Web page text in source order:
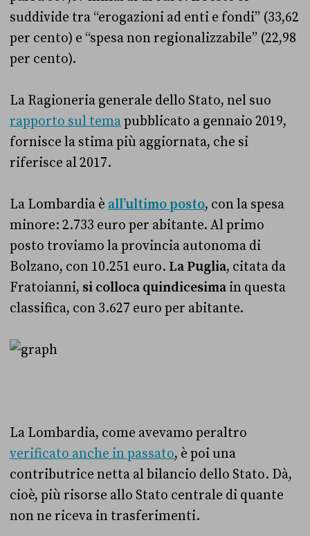
suddivide tra “erogazioni ad enti e fondi” (33,62
per cento) e “spesa non regionalizzabile” (22,98
per cento).
La Ragioneria generale dello Stato, nel suo
rapporto sul temapubblicato a gennaio 2019,
fornisce la stima più aggiornata, che si
riferisce al 2017.
La Lombardia è all’ultimo posto, con la spesa
minore: 2.733 euro per abitante. Al primo
posto troviamo la provincia autonoma di
Bolzano, con 10.251 euro. La Puglia, citata da
Fratoianni, si colloca quindicesima in questa
classifica, con 3.627 euro per abitante.
La Lombardia, come avevamo peraltro
verificato anche in passato, è poi una
contributrice netta al bilancio dello Stato. Dà,
cioè, più risorse allo Stato centrale di quante
non ne riceva in trasferimenti.